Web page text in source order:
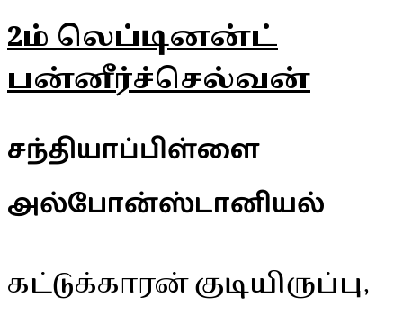
2ம் லெப்டினன்ட்
பன்னீர்ச்செல்வன்
சந்தியாப்பிள்ளை
அல்போன்ஸ்டானியல்
கட்டுக்காரன் குடியிருப்பு,